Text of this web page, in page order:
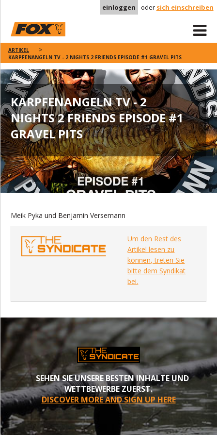
einloggen oder sich einschreiben
ARTIKEL
KARPFENANGELN TV - 2 NIGHTS 2 FRIENDS EPISODE #1 GRAVEL PITS
KARPFENANGELN TV - 2
NIGHTS 2 FRIENDS EPISODE #1
GRAVEL PITS
Meik Pyka und Benjamin Versemann
Um den Rest des
Artikel lesen zu
können, treten Sie
bitte dem Syndikat
bei.
SEHEN SIE UNSERE BESTEN INHALTE UND
WETTBEWERBE ZUERST.
DISCOVER MORE AND SIGN UP HERE